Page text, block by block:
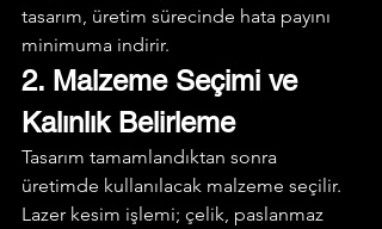
tasarım, üretim sürecinde hata payını
minimuma indirir.
2. Malzeme Seçimi ve
Kalınlık Belirleme
Tasarım tamamlandıktan sonra
üretimde kullanılacak malzeme seçilir.
Lazer kesim işlemi; çelik, paslanmaz